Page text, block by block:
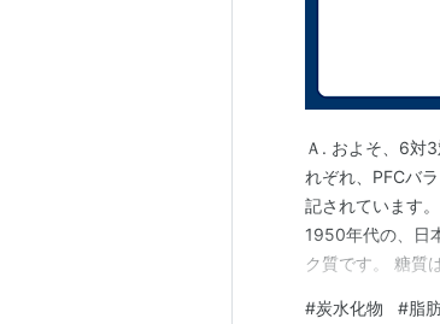
Ａ. およそ、6対
れぞれ、PFCバ
記されています
1950年代の、日
ク質です。 糖質
#炭水化物 #脂